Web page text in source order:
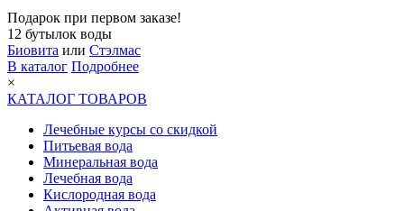
Подарок при первом заказе!
12 бутылок воды
Биовита или Стэлмас
В каталог Подробнее
×
КАТАЛОГ ТОВАРОВ
Лечебные курсы со скидкой
Питьевая вода
Минеральная вода
Лечебная вода
Кислородная вода